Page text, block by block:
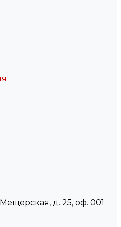
д. 25, оф. 001